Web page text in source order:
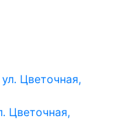
Цветочная,